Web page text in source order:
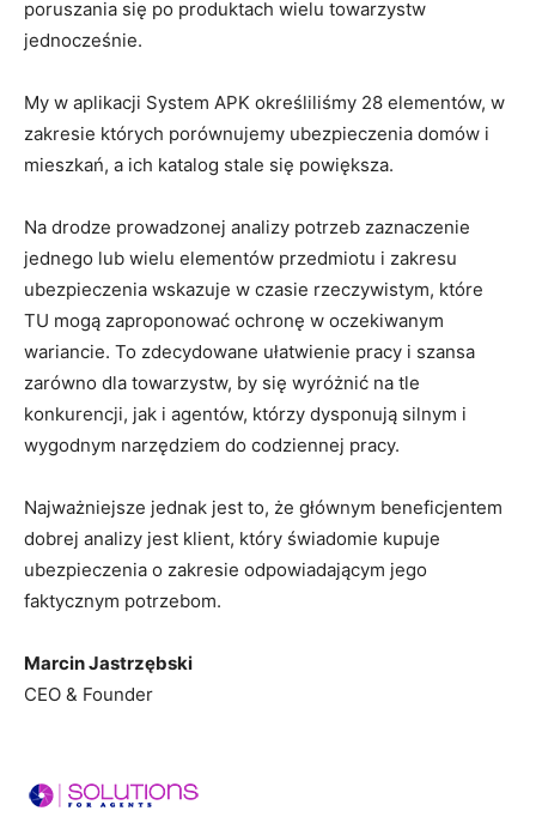
poruszania się po produktach wielu towarzystw
jednocześnie.
My w aplikacji System APK określiliśmy 28 elementów, w
zakresie których porównujemy ubezpieczenia domów i
mieszkań, a ich katalog stale się powiększa.
Na drodze prowadzonej analizy potrzeb zaznaczenie
jednego lub wielu elementów przedmiotu i zakresu
ubezpieczenia wskazuje w czasie rzeczywistym, które
TU mogą zaproponować ochronę w oczekiwanym
wariancie. To zdecydowane ułatwienie pracy i szansa
zarówno dla towarzystw, by się wyróżnić na tle
konkurencji, jak i agentów, którzy dysponują silnym i
wygodnym narzędziem do codziennej pracy.
Najważniejsze jednak jest to, że głównym beneficjentem
dobrej analizy jest klient, który świadomie kupuje
ubezpieczenia o zakresie odpowiadającym jego
faktycznym potrzebom.
Marcin Jastrzębski
CEO & Founder
Miło Cię widzieć. Zapisz się
na newsletter
ubezpieczeniowy!
Codzienny newsletter
(pn-pt)
Szkolenia i konferencje
Nowe produkty
ubezpieczeniowe
Podcasty
korzystaniaorazPolityka